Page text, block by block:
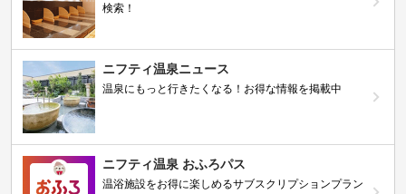
検索！
ニフティ温泉ニュース
温泉にもっと行きたくなる！お得な情報を掲載中
ニフティ温泉 おふろパス
温浴施設をお得に楽しめるサブスクリプションプラン